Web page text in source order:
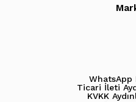
KVKK
Ticari İleti
WhatsApp